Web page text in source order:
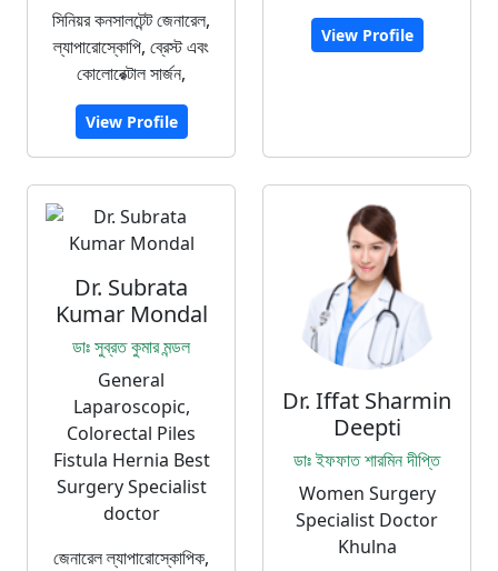
সিনিয়র কনসালটেন্ট জেনারেল,
ল্যাপারোস্কোপি, ব্রেস্ট এবং
কোলোরেক্টাল সার্জন,
View Profile
View Profile
Dr. Subrata
Kumar Mondal
ডাঃ সুব্রত কুমার মন্ডল
General
Laparoscopic,
Colorectal Piles
Fistula Hernia Best
Surgery Specialist
doctor
জেনারেল ল্যাপারোস্কোপিক,
Dr. Iffat Sharmin
Deepti
ডাঃ ইফফাত শারমিন দীপ্তি
Women Surgery
Specialist Doctor
Khulna